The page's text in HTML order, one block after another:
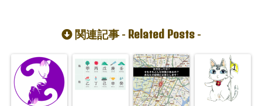
関連記事 - Related Posts-